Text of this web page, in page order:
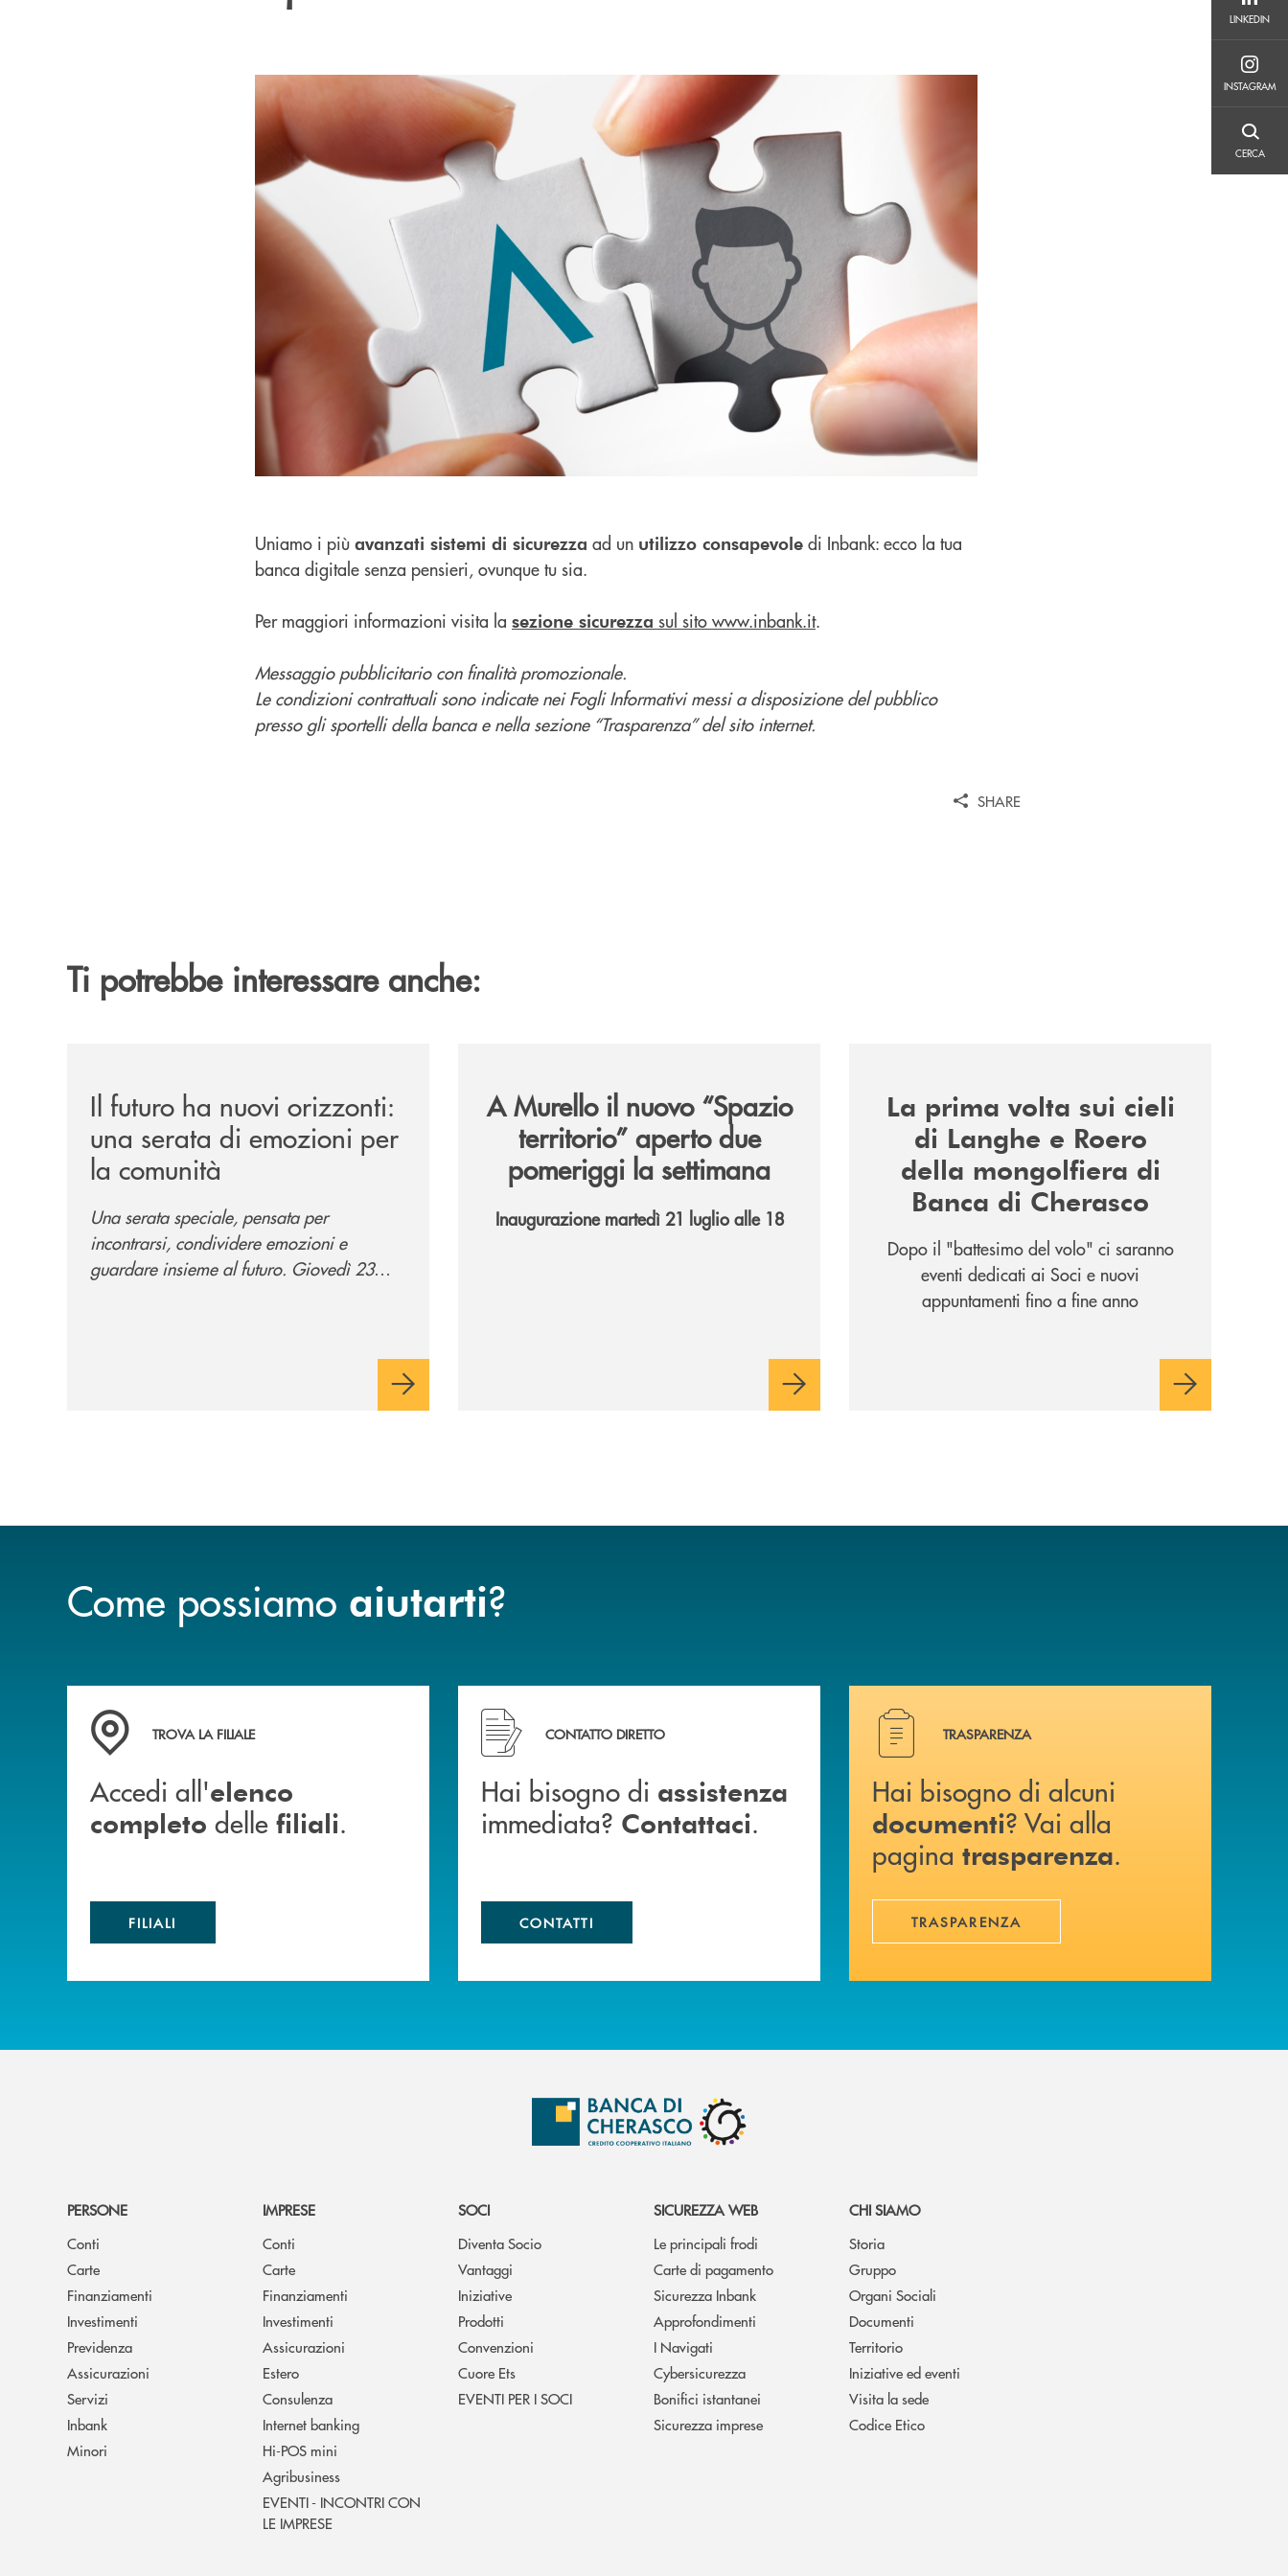
LINKEDIN
INSTAGRAM
CERCA
Uniamo i più avanzati sistemi di sicurezza ad un utilizzo consapevole di Inbank: ecco la tua
banca digitale senza pensieri, ovunque tu sia.
Per maggiori informazioni visita la sezione sicurezza sul sito www.inbank.it.
Messaggio pubblicitario con finalità promozionale.
Le condizioni contrattuali sono indicate nei Fogli Informativi messi a disposizione del pubblico
presso gli sportelli della banca e nella sezione “Trasparenza” del sito internet.
SHARE
Ti potrebbe interessare anche:
Il futuro ha nuovi orizzonti:
una serata di emozioni per
la comunità
Una serata speciale, pensata per
incontrarsi, condividere emozioni e
guardare insieme al futuro. Giovedì 23
A Murello il nuovo “Spazio
territorio” aperto due
pomeriggi la settimana
Inaugurazione martedì 21 luglio alle 18
La prima volta sui cieli
di Langhe e Roero
della mongolfiera di
Banca di Cherasco
Dopo il "battesimo del volo" ci saranno
eventi dedicati ai Soci e nuovi
appuntamenti fino a fine anno
Come possiamo aiutarti?
Accedi all' elenco completo delle filiali .
TROVA LA FILIALE
Accedi all'elenco
completo delle filiali.
FILIALI
Hai bisogno di assistenza immediata? Contattaci .
CONTATTO DIRETTO
Hai bisogno di assistenza
immediata? Contattaci.
CONTATTI
Hai bisogno di alcuni documenti ? Vai alla pagina
TRASPARENZA
Hai bisogno di alcuni
documenti? Vai alla
pagina trasparenza.
TRASPARENZA
PERSONE
Conti
Carte
Finanziamenti
Investimenti
Previdenza
Assicurazioni
Servizi
Inbank
Minori
IMPRESE
Conti
Carte
Finanziamenti
Investimenti
Assicurazioni
Estero
Consulenza
Internet banking
Hi-POS mini
Agribusiness
EVENTI - INCONTRI CON
LE IMPRESE
SOCI
Diventa Socio
Vantaggi
Iniziative
Prodotti
Convenzioni
Cuore Ets
EVENTI PER I SOCI
SICUREZZA WEB
Le principali frodi
Carte di pagamento
Sicurezza Inbank
Approfondimenti
I Navigati
Cybersicurezza
Bonifici istantanei
Sicurezza imprese
CHI SIAMO
Storia
Gruppo
Organi Sociali
Documenti
Territorio
Iniziative ed eventi
Visita la sede
Codice Etico